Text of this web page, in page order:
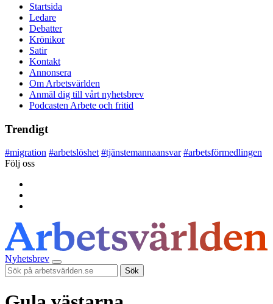
Startsida
Ledare
Debatter
Krönikor
Satir
Kontakt
Annonsera
Om Arbetsvärlden
Anmäl dig till vårt nyhetsbrev
Podcasten Arbete och fritid
Trendigt
#migration #arbetslöshet #tjänstemannaansvar #arbetsförmedlingen
Följ oss
Nyhetsbrev
Sök